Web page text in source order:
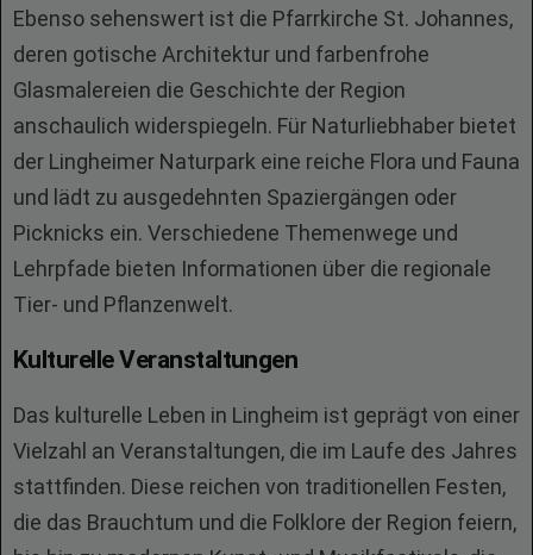
Ebenso sehenswert ist die Pfarrkirche St. Johannes,
deren gotische Architektur und farbenfrohe
Glasmalereien die Geschichte der Region
anschaulich widerspiegeln. Für Naturliebhaber bietet
der Lingheimer Naturpark eine reiche Flora und Fauna
und lädt zu ausgedehnten Spaziergängen oder
Picknicks ein. Verschiedene Themenwege und
Lehrpfade bieten Informationen über die regionale
Tier- und Pflanzenwelt.
Kulturelle Veranstaltungen
Das kulturelle Leben in Lingheim ist geprägt von einer
Vielzahl an Veranstaltungen, die im Laufe des Jahres
stattfinden. Diese reichen von traditionellen Festen,
die das Brauchtum und die Folklore der Region feiern,